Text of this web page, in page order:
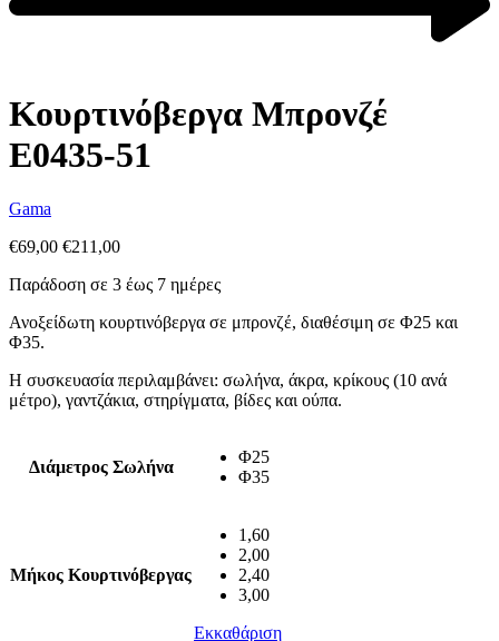
Κουρτινόβεργα Μπρονζέ
E0435-51
Gama
€69,00 €211,00
Παράδοση σε 3 έως 7 ημέρες
Ανοξείδωτη κουρτινόβεργα σε μπρονζέ, διαθέσιμη σε Φ25 και
Φ35.
Η συσκευασία περιλαμβάνει: σωλήνα, άκρα, κρίκους (10 ανά
μέτρο), γαντζάκια, στηρίγματα, βίδες και ούπα.
Διάμετρος Σωλήνα
Φ25
Φ35
Μήκος Κουρτινόβεργας
1,60
2,00
2,40
3,00
Εκκαθάριση